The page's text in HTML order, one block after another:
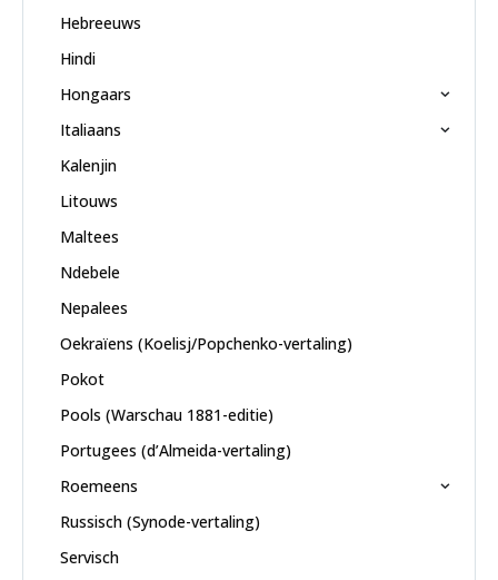
Hebreeuws
Hindi
Hongaars
Italiaans
Kalenjin
Litouws
Maltees
Ndebele
Nepalees
Oekraïens (Koelisj/Popchenko-vertaling)
Pokot
Pools (Warschau 1881-editie)
Portugees (d’Almeida-vertaling)
Roemeens
Russisch (Synode-vertaling)
Servisch